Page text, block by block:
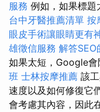
服務 例如，如果標題
台中牙醫推薦清單 按
眼皮手術讓眼睛更有
雄徵信服務 解答SEO
如果太短，Google會
班 士林按摩推薦 該
速度以及如何修復它
會考慮其內容，因此